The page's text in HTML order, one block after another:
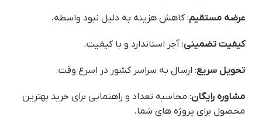
عرضه مستقیم: کاهش هزینه به دلیل نبود واسطه.
کیفیت تضمینی: آجر استاندارد و با کیفیت.
تحویل سریع: ارسال به سراسر کشور در اسرع وقت.
مشاوره رایگان: محاسبه تعداد و راهنمایی برای خرید بهترین
محصول برای پروژه های شما.